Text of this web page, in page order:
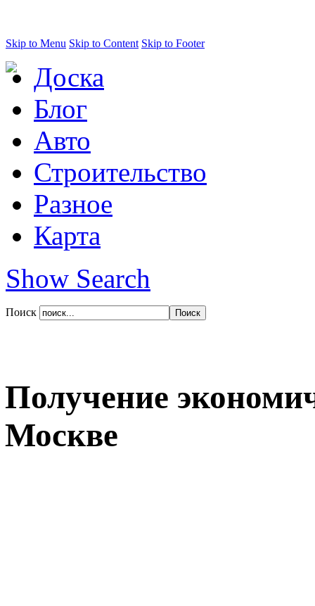
Skip to Menu Skip to Content Skip to Footer
Доска
Блог
Авто
Строительство
Разное
Карта
Show Search
Поиск
Получение
Москве